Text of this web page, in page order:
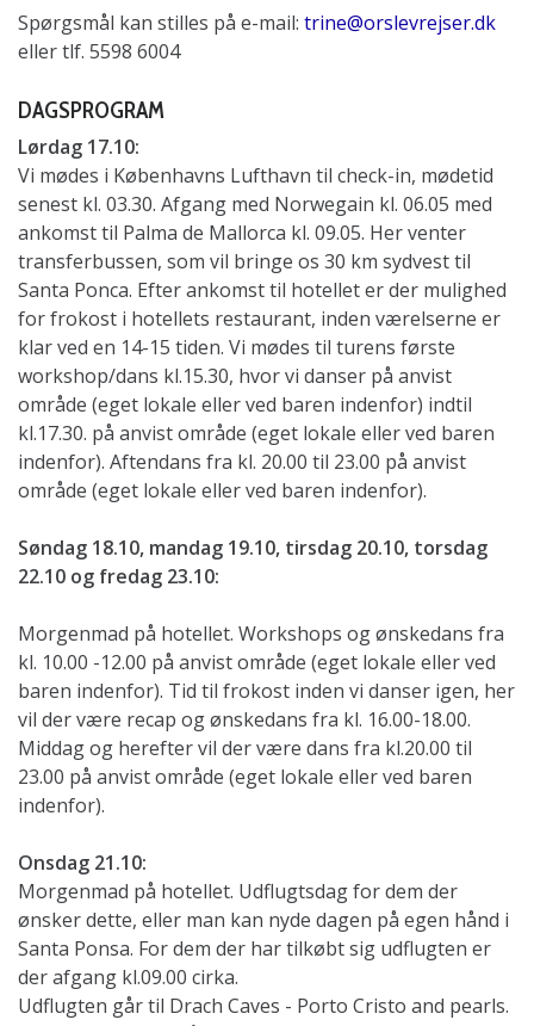
Spørgsmål kan stilles på e-mail: trine@orslevrejser.dk
eller tlf. 5598 6004
DAGSPROGRAM
Lørdag 17.10:
Vi mødes i Københavns Lufthavn til check-in, mødetid
senest kl. 03.30. Afgang med Norwegain kl. 06.05 med
ankomst til Palma de Mallorca kl. 09.05. Her venter
transferbussen, som vil bringe os 30 km sydvest til
Santa Ponca. Efter ankomst til hotellet er der mulighed
for frokost i hotellets restaurant, inden værelserne er
klar ved en 14-15 tiden. Vi mødes til turens første
workshop/dans kl.15.30, hvor vi danser på anvist
område (eget lokale eller ved baren indenfor) indtil
kl.17.30. på anvist område (eget lokale eller ved baren
indenfor). Aftendans fra kl. 20.00 til 23.00 på anvist
område (eget lokale eller ved baren indenfor).
Søndag 18.10, mandag 19.10, tirsdag 20.10, torsdag
22.10 og fredag 23.10:
Morgenmad på hotellet. Workshops og ønskedans fra
kl. 10.00 -12.00 på anvist område (eget lokale eller ved
baren indenfor). Tid til frokost inden vi danser igen, her
vil der være recap og ønskedans fra kl. 16.00-18.00.
Middag og herefter vil der være dans fra kl.20.00 til
23.00 på anvist område (eget lokale eller ved baren
indenfor).
Onsdag 21.10:
Morgenmad på hotellet. Udflugtsdag for dem der
ønsker dette, eller man kan nyde dagen på egen hånd i
Santa Ponsa. For dem der har tilkøbt sig udflugten er
der afgang kl.09.00 cirka.
Udflugten går til Drach Caves - Porto Cristo and pearls.